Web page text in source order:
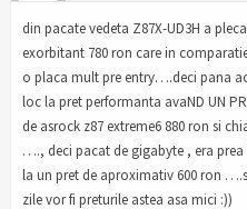
din pacate vedeta Z87X-UD3H a
exorbitant 780 ron care in
o placa mult pre entry….deci pana
loc la pret performanta avaND UN
de asrock z87 extreme6 880 ron si
…., deci pacat de gigabyte , era
la un pret de aproximativ 600 ron
zile vor fi preturile astea asa mici :))